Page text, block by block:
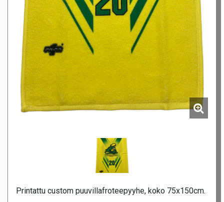
Printattu custom puuvillafroteepyyhe, koko 75x150cm.